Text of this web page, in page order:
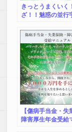
きっとうまくいく
ざ！！魅惑の並行
【傷病手当金・失
障害厚生年金受給